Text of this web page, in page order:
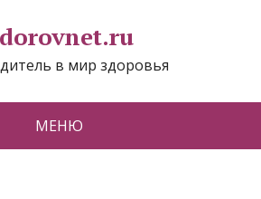
в мир здоровья
МЕНЮ